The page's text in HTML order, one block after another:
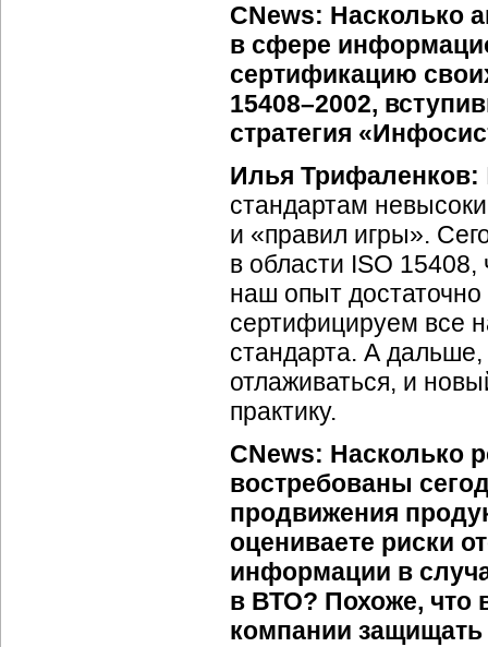
CNews: Насколько
в сфере
сертификацию
15408–2002,
стратегия
Илья Трифаленков:
стандартам
и «правил игры».
в области ISO
наш опыт достаточно
сертифицируем все
стандарта. А дальше,
отлаживаться, и
практику.
CNews: Насколько
востребованы
продвижения
оцениваете риски
информации в
в ВТО? Похоже, что
компании